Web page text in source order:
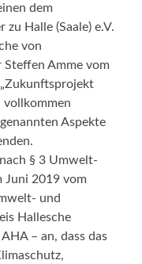
dem
Halle (Saale) e.V.
von
Steffen Amme vom
vollkommen
Aspekte
§ 3 Umwelt-
Juni 2019 vom
und
Hallesche
– an, dass das